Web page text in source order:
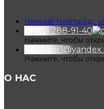
Нижний Новгород,
+7 831 288-91-40
Нажмите, чтобы
Нажмите, чтобы
О НАС